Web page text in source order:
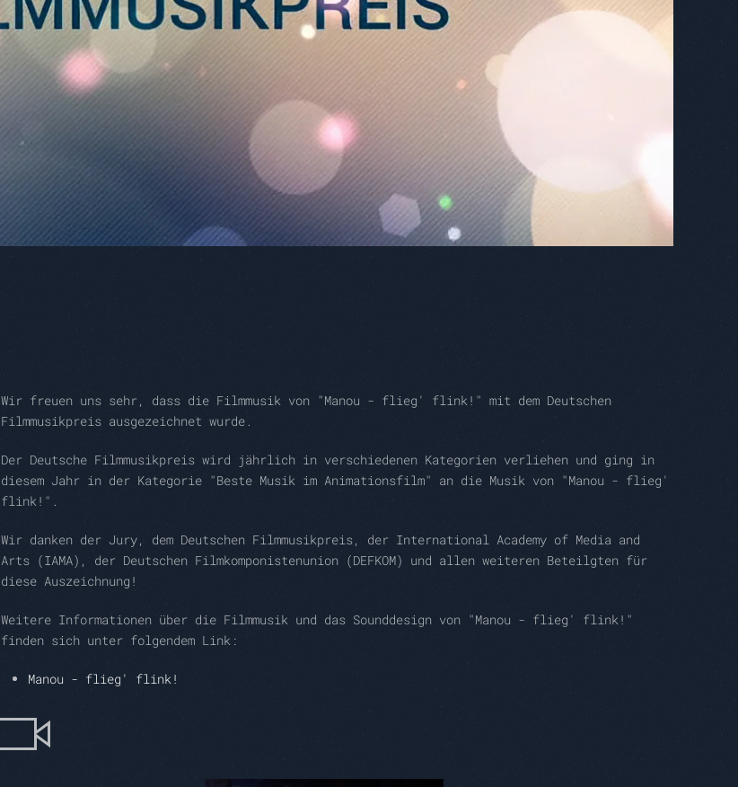
Wir freuen uns sehr, dass die Filmmusik von "Manou - flieg' flink!" mit dem Deutschen
Filmmusikpreis ausgezeichnet wurde.
Der Deutsche Filmmusikpreis wird jährlich in verschiedenen Kategorien verliehen und ging in
diesem Jahr in der Kategorie "Beste Musik im Animationsfilm" an die Musik von "Manou - flieg'
flink!".
Wir danken der Jury, dem Deutschen Filmmusikpreis, der International Academy of Media and
Arts (IAMA), der Deutschen Filmkomponistenunion (DEFKOM) und allen weiteren Beteilgten für
diese Auszeichnung!
Weitere Informationen über die Filmmusik und das Sounddesign von "Manou - flieg' flink!"
finden sich unter folgendem Link:
Manou - flieg' flink!